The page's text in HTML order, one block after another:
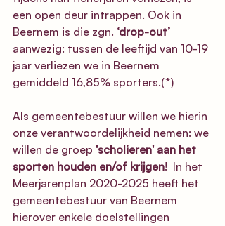
een open deur intrappen. Ook in
Beernem is die zgn. ‘drop-out’
aanwezig: tussen de leeftijd van 10-19
jaar verliezen we in Beernem
gemiddeld 16,85% sporters.(*)
Als gemeentebestuur willen we hierin
onze verantwoordelijkheid nemen: we
willen de groep 'scholieren' aan het
sporten houden en/of krijgen!  In het
Meerjarenplan 2020-2025 heeft het
gemeentebestuur van Beernem
hierover enkele doelstellingen